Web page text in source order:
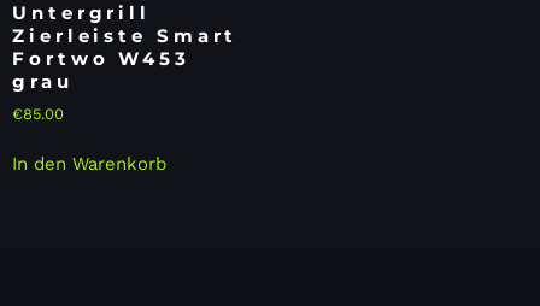
Untergrill
Zierleiste Smart
Fortwo W453
grau
€85.00
In den Warenkorb